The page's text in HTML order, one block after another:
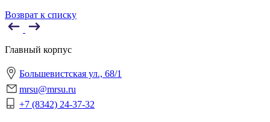
Возврат к списку
Главный корпус
Большевистская ул., 68/1
mrsu@mrsu.ru
+7 (8342) 24-37-32